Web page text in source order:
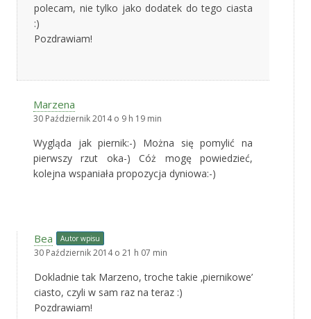
polecam, nie tylko jako dodatek do tego ciasta
:)
Pozdrawiam!
Marzena
30 Październik 2014 o 9 h 19 min
Wygląda jak piernik:-) Można się pomylić na
pierwszy rzut oka-) Cóż mogę powiedzieć,
kolejna wspaniała propozycja dyniowa:-)
Bea Autor wpisu
30 Październik 2014 o 21 h 07 min
Dokladnie tak Marzeno, troche takie ‚piernikowe’
ciasto, czyli w sam raz na teraz :)
Pozdrawiam!